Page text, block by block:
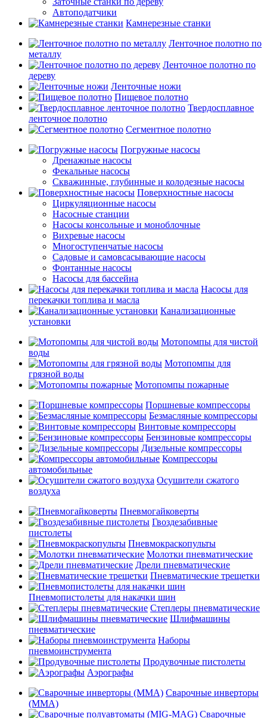
Автоподатчики
Камнерезные станки
Ленточное полотно по
металлу
Ленточное полотно по
дереву
Ленточные ножи
Пищевое полотно
Твердосплавное
ленточное полотно
Сегментное полотно
Погружные насосы
Дренажные насосы
Фекальные насосы
Скважинные, глубинные и колодезные насосы
Поверхностные насосы
Циркуляционные насосы
Насосные станции
Насосы консольные и моноблочные
Вихревые насосы
Многоступенчатые насосы
Садовые и самовсасывающие насосы
Фонтанные насосы
Насосы для бассейна
Насосы для
перекачки топлива и масла
Канализационные
установки
Мотопомпы для чистой
воды
Мотопомпы для
грязной воды
Мотопомпы пожарные
Поршневые компрессоры
Безмасляные компрессоры
Винтовые компрессоры
Бензиновые компрессоры
Дизельные компрессоры
Компрессоры
автомобильные
Осушители сжатого
воздуха
Пневмогайковерты
Гвоздезабивные
пистолеты
Пневмокраскопульты
Молотки пневматические
Дрели пневматические
Пневматические трещетки
Пневмопистолеты для накачки шин
Степлеры пневматические
Шлифмашины
пневматические
Наборы
пневмоинструмента
Продувочные пистолеты
Аэрографы
Сварочные инверторы
(MMA)
Сварочные